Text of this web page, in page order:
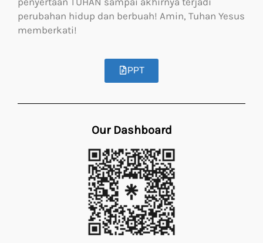
perubahan hidup dan berbuah! Amin, Tuhan Yesus
memberkati!
PPT
Our Dashboard